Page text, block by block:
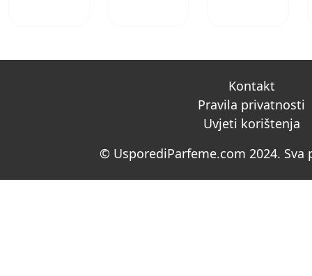
Kontakt
Pravila privatnosti
Uvjeti korištenja
© UsporediParfeme.com 2024. Sva